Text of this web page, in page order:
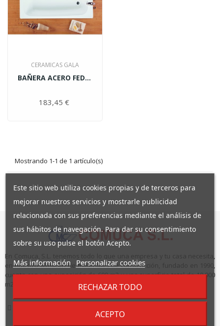
CERAMICAS GALA
BAÑERA ACERO FEDRA 140X70...
183,45 €
Mostrando 1-1 de 1 artículo(s)
En Comuca, S.L. tenemos todo lo que una empresa y tu casa necesita,
en nuestro almacén de materiales de construcción, fundado en 1990,
cuenta con una exposición de 600 m2 y una superficie total de 10.000
m2.
Este sitio web utiliza cookies propias y de terceros para
mejorar nuestros servicios y mostrarle publicidad
relacionada con sus preferencias mediante el análisis de
sus hábitos de navegación. Para dar su consentimiento
sobre su uso pulse el botón Acepto.
Más información Personalizar cookies
RECHAZAR TODO
ACEPTO